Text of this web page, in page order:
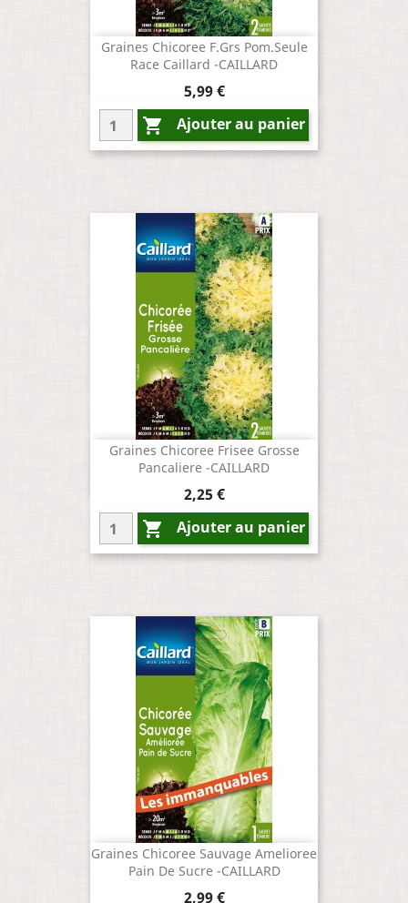
Graines Chicoree F.Grs Pom.Seule
Race Caillard -CAILLARD
Prix
5,99 €
 Ajouter au panier
Graines Chicoree Frisee Grosse
Pancaliere -CAILLARD
Prix
2,25 €
 Ajouter au panier
Graines Chicoree Sauvage Amelioree
Pain De Sucre -CAILLARD
Prix
2,99 €